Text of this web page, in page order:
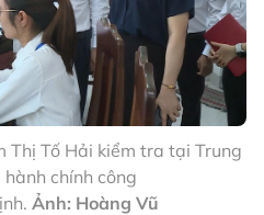
Thị Tố Hải kiểm tra tại Trung
chính công
Ảnh: Hoàng Vũ